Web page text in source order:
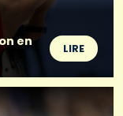
en
LIRE